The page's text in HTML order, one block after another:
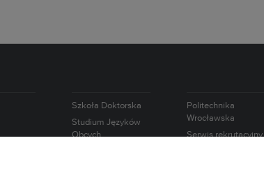
Szkoła Doktorska
Studium Języków
Obcych
Politechnika
Wrocławska
Serwis rekrutacyjny